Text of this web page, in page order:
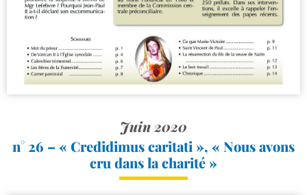
Juin 2020
n° 26 – « Credidimus caritati », « Nous avons
cru dans la charité »